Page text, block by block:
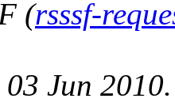
(rsssf-
Jun 2010.